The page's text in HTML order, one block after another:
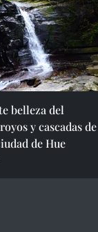
belleza del
y cascadas de
de Hue